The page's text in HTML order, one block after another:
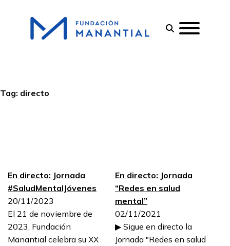
Tag: directo
En directo: Jornada
#SaludMentalJóvenes
20/11/2023
El 21 de noviembre de
2023, Fundación
Manantial celebra su XX
En directo: Jornada
“Redes en salud
mental”
02/11/2021
▶ Sigue en directo la
Jornada "Redes en salud